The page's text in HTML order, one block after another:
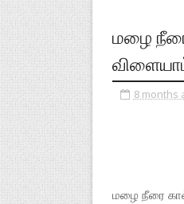
மழை
8 months
மழை நீரை